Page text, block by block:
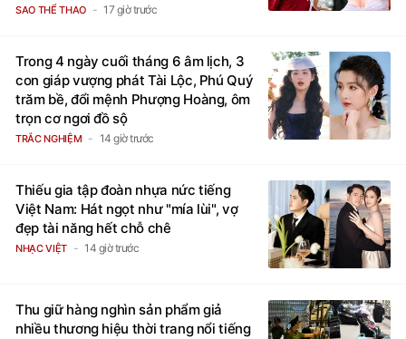
SAO THỂ THAO 17 giờ trước
Trong 4 ngày cuối tháng 6 âm lịch, 3
con giáp vượng phát Tài Lộc, Phú Quý
trăm bề, đổi mệnh Phượng Hoàng, ôm
trọn cơ ngơi đồ sộ
TRẮC NGHIỆM 14 giờ trước
Thiếu gia tập đoàn nhựa nức tiếng
Việt Nam: Hát ngọt như "mía lùi", vợ
đẹp tài năng hết chỗ chê
NHẠC VIỆT 14 giờ trước
Thu giữ hàng nghìn sản phẩm giả
nhiều thương hiệu thời trang nổi tiếng